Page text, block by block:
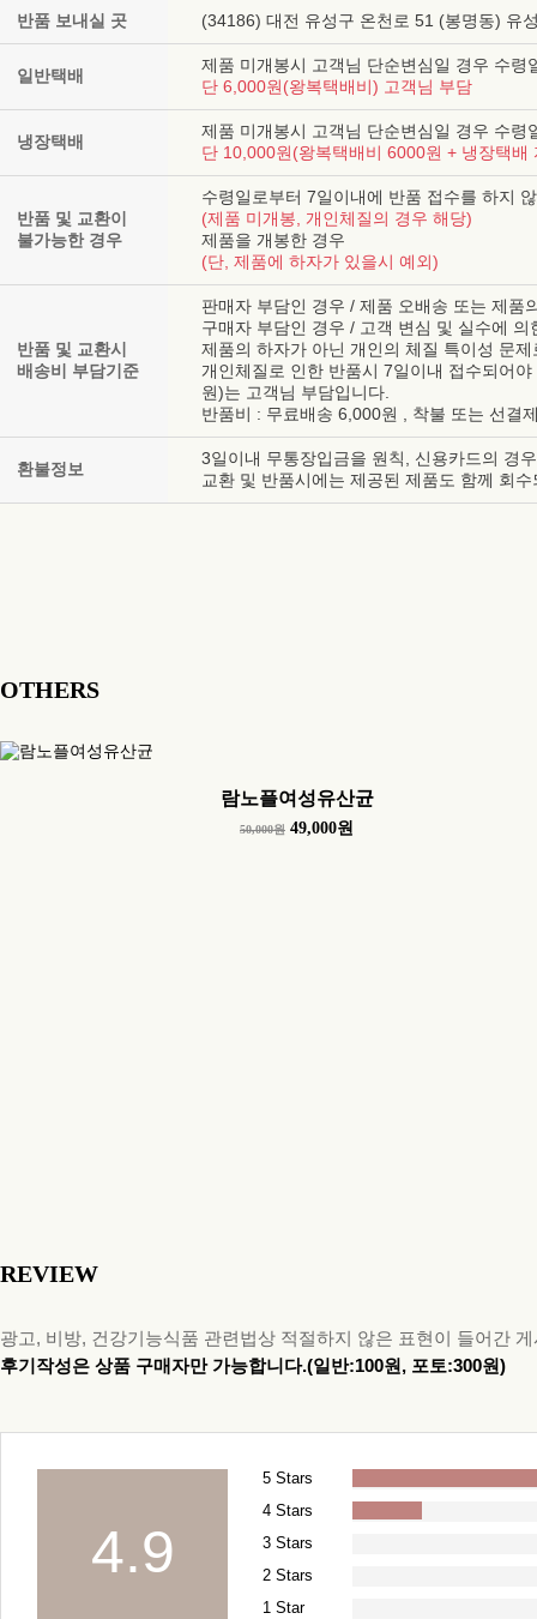
반품 보내실 곳 (34186) 대전 유성구 온천로 51 (봉명동) 유
일반택배
제품 미개봉시 고객님 단순변심일 경우 수령
단 6,000원(왕복택배비) 고객님 부담
냉장택배
제품 미개봉시 고객님 단순변심일 경우 수령
단 10,000원(왕복택배비 6000원 + 냉장택
반품 및 교환이
불가능한 경우
수령일로부터 7일이내에 반품 접수를 하지
(제품 미개봉, 개인체질의 경우 해당)
제품을 개봉한 경우
(단, 제품에 하자가 있을시 예외)
반품 및 교환시
배송비 부담기준
판매자 부담인 경우 / 제품 오배송 또는 제품
구매자 부담인 경우 / 고객 변심 및 실수에 의
제품의 하자가 아닌 개인의 체질 특이성 문
개인체질로 인한 반품시 7일이내 접수되어
원)는 고객님 부담입니다.
반품비 : 무료배송 6,000원 , 착불 또는 선결
환불정보
3일이내 무통장입금을 원칙, 신용카드의 경
교환 및 반품시에는 제공된 제품도 함께 회
OTHERS
람노플여성유산균
50,000원 49,000원
REVIEW
광고, 비방, 건강기능식품 관련법상 적절하지 않은 표현이 들어간
후기작성은 상품 구매자만 가능합니다.(일반:100원, 포토:300원)
4.9
5 Stars
4 Stars
3 Stars
2 Stars
1 Star